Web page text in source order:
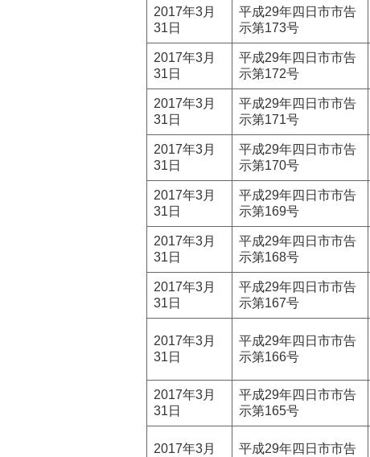
2017年3月
31日
平成29年四日市市告
示第173号
2017年3月
31日
平成29年四日市市告
示第172号
2017年3月
31日
平成29年四日市市告
示第171号
2017年3月
31日
平成29年四日市市告
示第170号
2017年3月
31日
平成29年四日市市告
示第169号
2017年3月
31日
平成29年四日市市告
示第168号
2017年3月
31日
平成29年四日市市告
示第167号
2017年3月
31日
平成29年四日市市告
示第166号
2017年3月
31日
平成29年四日市市告
示第165号
2017年3月
平成29年四日市市告